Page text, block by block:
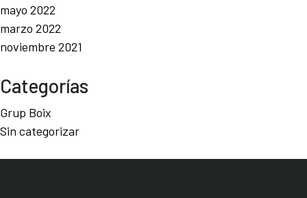
mayo 2022
marzo 2022
noviembre 2021
Categorías
Grup Boix
Sin categorizar